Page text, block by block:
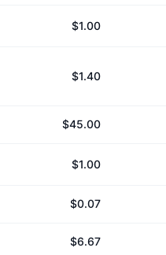
$1.00
$1.40
$45.00
$1.00
$0.07
$6.67